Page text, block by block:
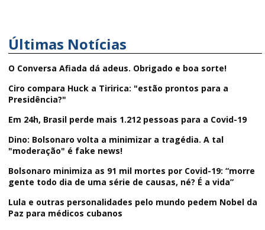
Últimas Notícias
O Conversa Afiada dá adeus. Obrigado e boa sorte!
Ciro compara Huck a Tiririca: "estão prontos para a
Presidência?"
Em 24h, Brasil perde mais 1.212 pessoas para a Covid-19
Dino: Bolsonaro volta a minimizar a tragédia. A tal
"moderação" é fake news!
Bolsonaro minimiza as 91 mil mortes por Covid-19: “morre
gente todo dia de uma série de causas, né? É a vida”
Lula e outras personalidades pelo mundo pedem Nobel da
Paz para médicos cubanos